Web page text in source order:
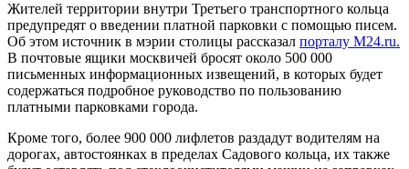
Жителей территории внутри Третьего транспортного кольца
предупредят о введении платной парковки с помощью писем.
Об этом источник в мэрии столицы рассказал порталу M24.ru.
В почтовые ящики москвичей бросят около 500 000
письменных информационных извещений, в которых будет
содержаться подробное руководство по пользованию
платными парковками города.
Кроме того, более 900 000 лифлетов раздадут водителям на
дорогах, автостоянках в пределах Садового кольца, их также